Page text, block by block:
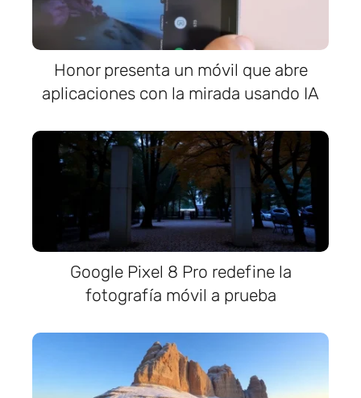
Honor presenta un móvil que abre
aplicaciones con la mirada usando IA
Google Pixel 8 Pro redefine la
fotografía móvil a prueba